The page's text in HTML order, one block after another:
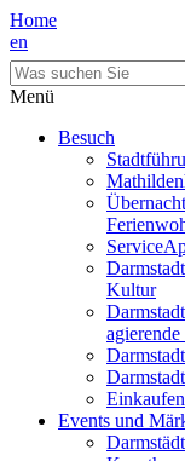
Home
en
Menü
Besuch
Service
Kultur
Einkaufen
Events und